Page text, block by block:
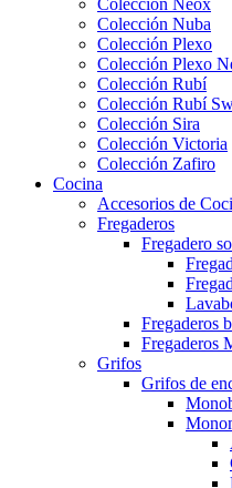
Colección Nuba
Colección Plexo
Colección Plexo
Colección Rubí
Colección Rubí
Colección Sira
Colección Victoria
Colección Zafiro
Cocina
Accesorios de
Fregaderos
Fregadero
Fregaderos
Fregaderos
Grifos
Grifos de